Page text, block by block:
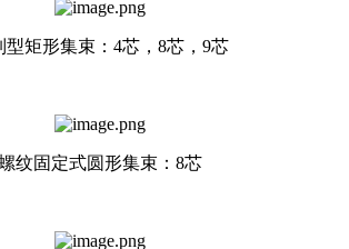
型矩形集束：4芯，8芯，9芯
纹固定式圆形集束：8芯